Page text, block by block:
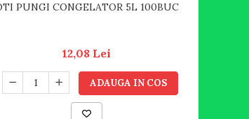
PUNGI CONGELATOR 5L 100BUC
12,08 Lei
ADAUGA IN COS